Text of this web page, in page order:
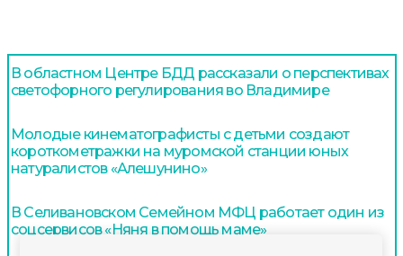
В областном Центре БДД рассказали о перспективах
светофорного регулирования во Владимире
Молодые кинематографисты с детьми создают
короткометражки на муромской станции юных
натуралистов «Алешунино»
В Селивановском Семейном МФЦ работает один из
соцсервисов «Няня в помощь маме»